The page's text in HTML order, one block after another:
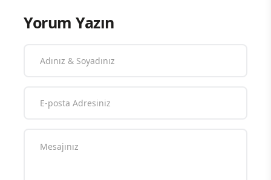
Yorum Yazın